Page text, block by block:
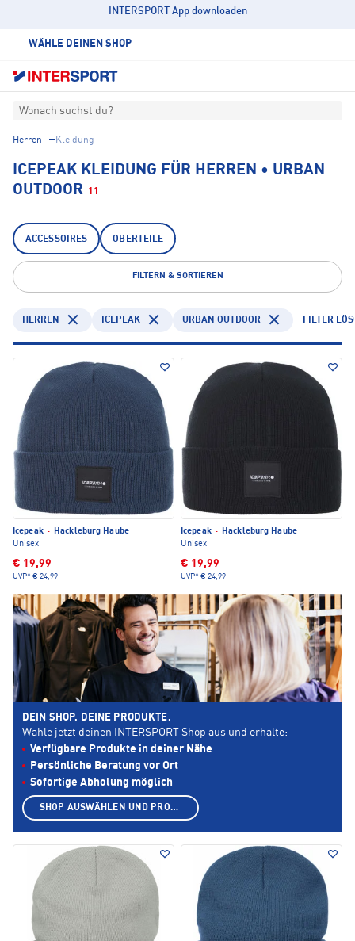
INTERSPORT App downloaden
WÄHLE DEINEN SHOP
Wonach suchst du?
Herren Kleidung
ICEPEAK KLEIDUNG FÜR HERREN • URBAN
OUTDOOR 11
ACCESSOIRES OBERTEILE
FILTERN & SORTIEREN
HERREN ICEPEAK URBAN OUTDOOR FILTER
Icepeak ·
Hackleburg Haube
Unisex
€ 19,99
UVP* € 24,99
Icepeak ·
Hackleburg Haube
Unisex
€ 19,99
UVP* € 24,99
DEIN SHOP. DEINE PRODUKTE.
Wähle jetzt deinen INTERSPORT Shop aus und erhalte:
Verfügbare Produkte in deiner Nähe
Persönliche Beratung vor Ort
Sofortige Abholung möglich
SHOP AUSWÄHLEN UND PRODUKTE ANZEIGEN